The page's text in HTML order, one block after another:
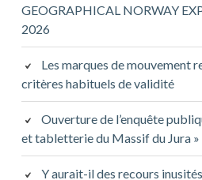
GEOGRAPHICAL NORWAY
2026
Les marques de mouvement
critères habituels de validité
Ouverture de l’enquête
et tabletterie du Massif du Jura »
Y aurait-il des recours